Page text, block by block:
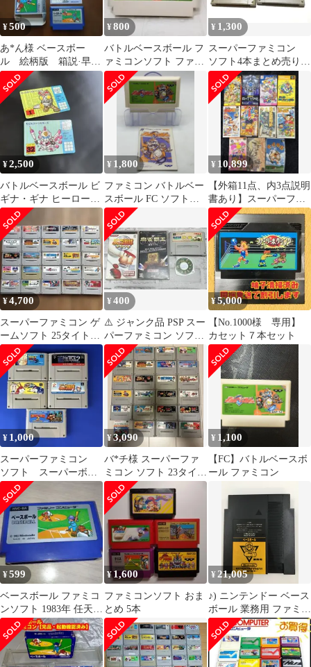
¥500
あ*ん様 ベースボー
ル 絵柄版 箱説·早見
図付き 任天堂ファミ
コンソフト
¥800
バトルベースボール フ
ァミコンソフト ファミ
リーコンピューター 任
天堂
¥ 1,300
スーパーファミコン
ソフト4本まとめ売り
ジャンク品 カービィ
¥2,500
バトルベースボール ビ
ギナ・ギナ ヒーローカ
ード
¥ 1,800
ファミコン バトルベー
スボール FC ソフト
説明書付き
¥ 10,899
【外箱11点、内3点説明
書あり】スーパーファ
ミコンソフト おまと
め売り11点
¥4,700
スーパーファミコン ゲ
ームソフト 25タイトル
まとめ売り
¥400
⚠️ ジャンク品 PSP スー
パーファミコン ソフト
まとめ
¥5,000
【No.1000様 専用】
カセット７本セット
¥ 1,000
スーパーファミコン
ソフト スーパーボン
バーマン5のみ
¥3,090
バ*チ様 スーパーファ
ミコン ソフト 23タイト
ル セット ボンバーマ
ン ドンキ
¥ 1,100
【FC】バトルベースボ
ール ファミコン
¥599
ベースボール ファミコ
ンソフト 1983年 任天堂
BASEBALL
¥1,600
ファミコンソフト おま
とめ 5本
¥ 21,005
♪) ニンテンドー ベース
ボール 業務用 ファミコ
ンボックス 専用 [30]